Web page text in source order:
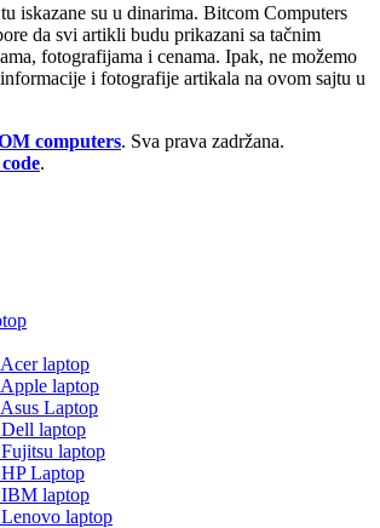
iskazane su u dinarima. Bitcom Computers
da svi artikli budu prikazani sa tačnim
fotografijama i cenama. Ipak, ne možemo
i fotografije artikala na ovom sajtu u
computers. Sva prava zadržana.
.
laptop
laptop
Laptop
laptop
laptop
Laptop
laptop
laptop